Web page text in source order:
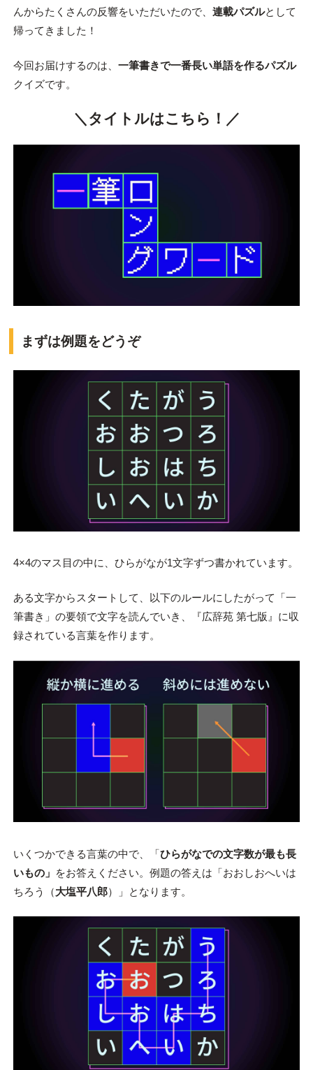
んからたくさんの反響をいただいたので、 連載パズルとして
帰ってきました！
今回お届けするのは、 一筆書きで一番長い単語を作るパズル
クイズです。
＼タイトルはこちら！／
まずは例題をどうぞ
4×4のマス目の中に、ひらがなが1文字ずつ書かれています。
ある文字からスタートして、以下のルールにしたがって「一
筆書き」の要領で文字を読んでいき、『広辞苑 第七版』に収
録されている言葉を作ります。
いくつかできる言葉の中で、「ひらがなでの文字数が最も長
いもの」 をお答えください。例題の答えは「おおしおへいは
ちろう（大塩平八郎）」となります。